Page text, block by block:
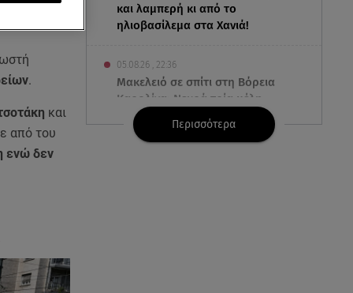
και λαμπερή κι από το
ηλιοβασίλεμα στα Χανιά!
05.08.26 , 22:36
Μακελειό σε σπίτι στη Βόρεια
Καρολίνα: Νεκρά τρία μέλη
οικογένειας
Περισσότερα
.
και
από του
ενώ δεν